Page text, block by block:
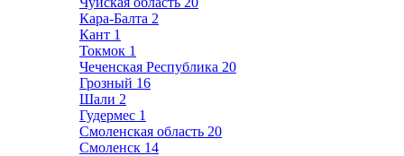
Кара-Балта 2
Кант 1
Токмок 1
Чеченская Республика 20
Грозный 16
Шали 2
Гудермес 1
Смоленская область 20
Смоленск 14